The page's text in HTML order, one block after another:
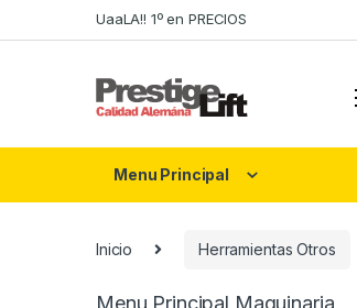
to
to
UaaLA!! 1º en PRECIOS
Menu Principal
Inicio Herramientas Otros
Menu Principal Maquinaria